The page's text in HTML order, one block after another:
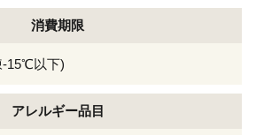
消費期限
-15℃以下)
アレルギー品目